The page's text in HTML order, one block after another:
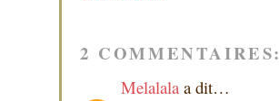
2 COMMENTAIRES:
Melalala a dit…